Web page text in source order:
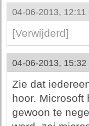
04-06-2013, 12:11
[Verwijderd]
04-06-2013, 15:32
Zie dat
hoor. Microsoft
gewoon te